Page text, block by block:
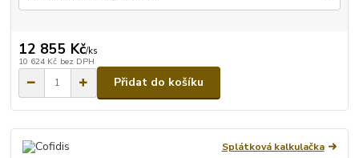
12 855 Kč/ks
10 624 Kč bez DPH
Přidat do košíku
Splátková kalkulačka